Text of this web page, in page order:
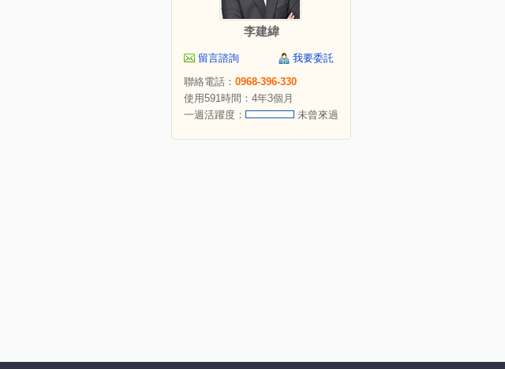
李建緯
留言諮詢
我要委託
聯絡電話： 0968-396-330
使用591時間：4年3個月
一週活躍度：
未曾來過